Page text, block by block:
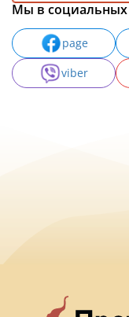
Мы в социальных
page
viber